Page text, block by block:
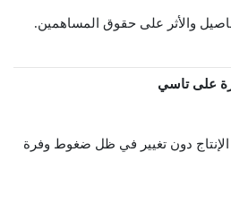
والأثر على حقوق المساهمين.
على تاسي
دون تغيير في ظل ضغوط وفرة